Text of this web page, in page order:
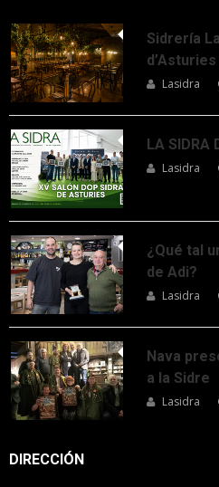
Sidrería
Lasidra
LA SIDRA
Lasidra
¿Qué tal
de Adi?
Lasidra
Nava
a la Sidre
Lasidra
DIRECCIÓN